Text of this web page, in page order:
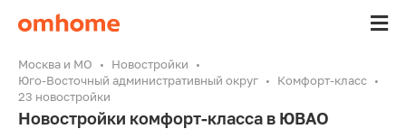
Москва и МО
Новостройки
Юго-Восточный административный округ
Комфорт-класс
23 новостройки
Новостройки комфорт-класса в ЮВАО